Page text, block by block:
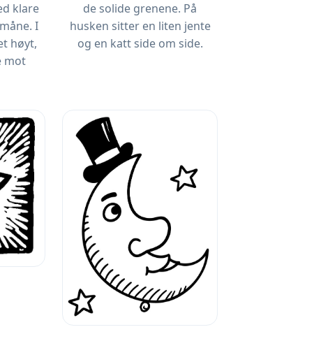
klare
I
høyt,
mot
de solide grenene. På
husken sitter en liten jente
og en katt side om side.